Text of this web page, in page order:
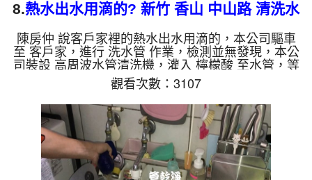
8.熱水出水用滴的? 新竹 香山 中山路 清洗水
管
陳房仲 說客戶家裡的熱水出水用滴的，本公司驅車
至 客戶家，進行 洗水管 作業，檢測並無發現，本公
司裝設 高周波水管清洗機，灌入 檸檬酸 至水管，等
了約15分，開啟 水管清洗機 ，啟動 螺旋波 模式，一
洗水管就噴出黃色髒水，兩個多小時後，水管清洗乾
淨水出水量恢復了。 如是自來水，如水管老化，會
產生鐵鏽跟泥沙堆積，洗出來的水就會是咖啡色，地
下水含有氧化錳，管壁上會結成黑色管垢，洗出來的
水會跟石油一樣黑，有些洗出綠色的水，是因為裡面
有銅的物質，生鏽產生銅綠，如是藍色的水，是因為
水龍頭合金的養化造...
觀看次數：3107